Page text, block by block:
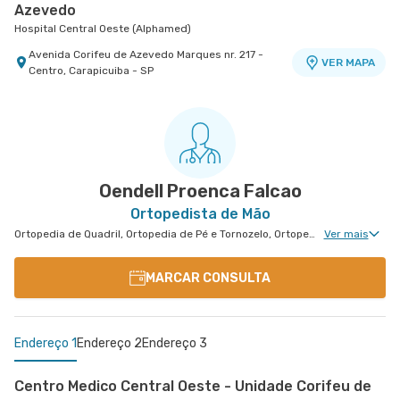
Azevedo
Hospital Central Oeste (Alphamed)
Avenida Corifeu de Azevedo Marques nr. 217 -
Centro, Carapicuiba - SP
VER MAPA
Avenida Marcos Penteado de Ulhoa Rodrigues nr.
939 Edificio Jatobá - Torre Ii 1° Andar - Tambore,
Oendell Proenca Falcao
Ortopedista de Mão
Ortopedia de Quadril, Ortopedia de Pé e Tornozelo, Ortopedia de Ombro, Ortopedia de Joelho, Ortopedia de Coluna, Ortopedia Geral, Cirurgia de Joelho, Ortopedia de Punho, Ortopedia de Cotovelo, Cirurgia de Ombro, Cirurgia de Pé e Tornozelo Ver mais
MARCAR CONSULTA
Endereço 1 Endereço 2Endereço 3
Centro Medico Central Oeste - Unidade Corifeu de